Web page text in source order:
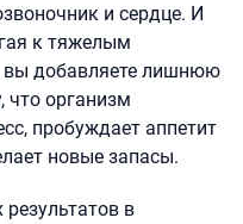
и сердце. И
к тяжелым
вы добавляете лишнюю
что организм
пробуждает аппетит
новые запасы.
в